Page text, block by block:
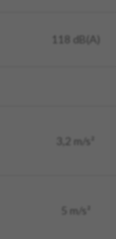
118 dB(A)
3,2 m/s²
5 m/s²